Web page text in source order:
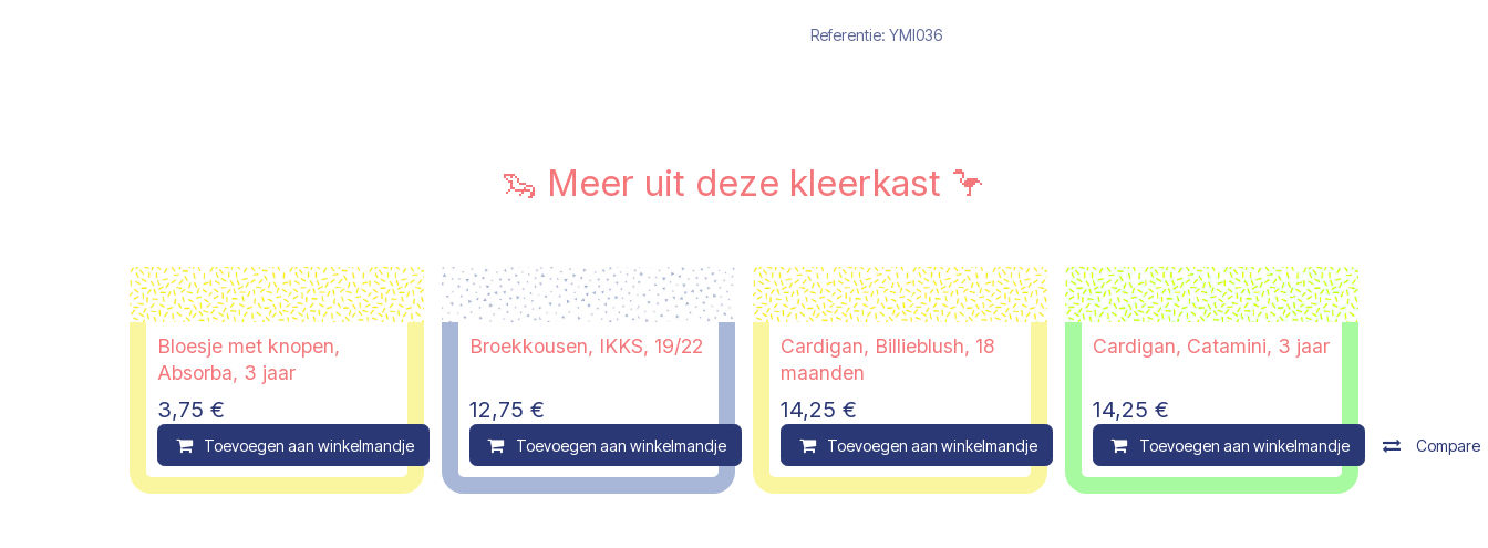
Referentie: YMI036
🦦 Meer uit deze kleerkast 🦩
Bloesje met knopen,
Absorba, 3 jaar
3,75 €
Toevoegen aan winkelmandje Compare
Broekkousen, IKKS, 19/22
12,75 €
Toevoegen aan winkelmandje Compare
Cardigan, Billieblush, 18
maanden
14,25 €
Toevoegen aan winkelmandje Compare
Cardigan, Catamini, 3 jaar
14,25 €
Toevoegen aan winkelmandje Compare